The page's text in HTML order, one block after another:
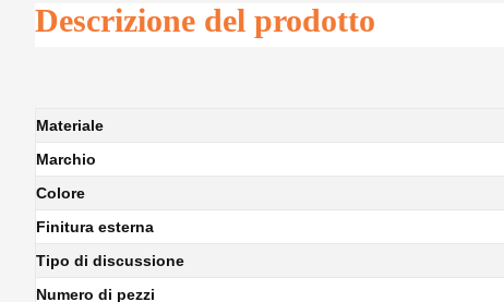
Descrizione del prodotto
Materiale
Marchio
Colore
Finitura esterna
Tipo di discussione
Numero di pezzi